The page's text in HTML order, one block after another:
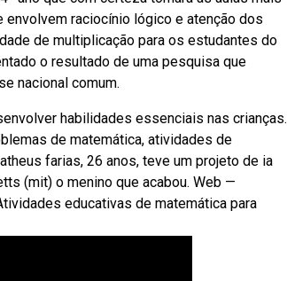
raciocínio lógico e atenção dos
de multiplicação para os estudantes do
o resultado de uma pesquisa que
nacional comum.
habilidades essenciais nas crianças.
de matemática, atividades de
farias, 26 anos, teve um projeto de ia
(mit) o menino que acabou. Web —
educativas de matemática para